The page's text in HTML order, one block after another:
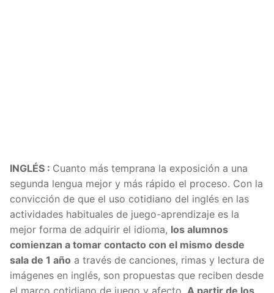
INGLÉS : Cuanto más temprana la exposición a una
segunda lengua mejor y más rápido el proceso. Con la
convicción de que el uso cotidiano del inglés en las
actividades habituales de juego-aprendizaje es la
mejor forma de adquirir el idioma, los alumnos
comienzan a tomar contacto con el mismo desde
sala de 1 año a través de canciones, rimas y lectura de
imágenes en inglés, son propuestas que reciben desde